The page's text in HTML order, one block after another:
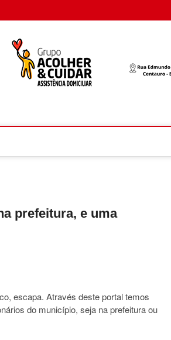
prefeitura, e uma
escapa. Através deste portal temos
do município, seja na prefeitura ou